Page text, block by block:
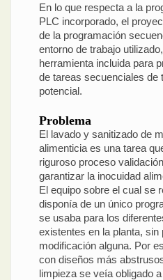
En lo que respecta a la
PLC incorporado, el
de la programación
entorno de trabajo
herramienta incluida para
de tareas secuenciales de
potencial.
Problema
El lavado y sanitizado de
alimenticia es una tarea
riguroso proceso
garantizar la inocuidad
El equipo sobre el cual se
disponía de un único
se usaba para los
existentes en la planta, sin
modificación alguna. Por
con diseños más
limpieza se veía obligado